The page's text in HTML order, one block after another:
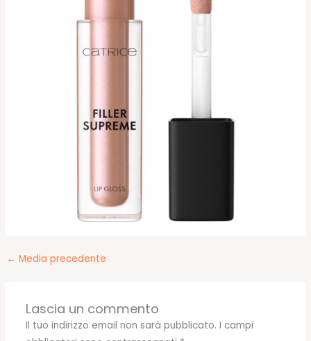
← Media precedente
Lascia un commento
Il tuo indirizzo email non sarà pubblicato. I campi